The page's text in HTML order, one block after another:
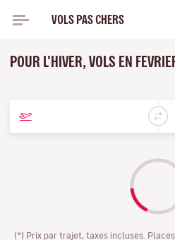
VOLS PAS CHERS
POUR L'HIVER, VOLS EN
(*) Prix par trajet, taxes incluses.